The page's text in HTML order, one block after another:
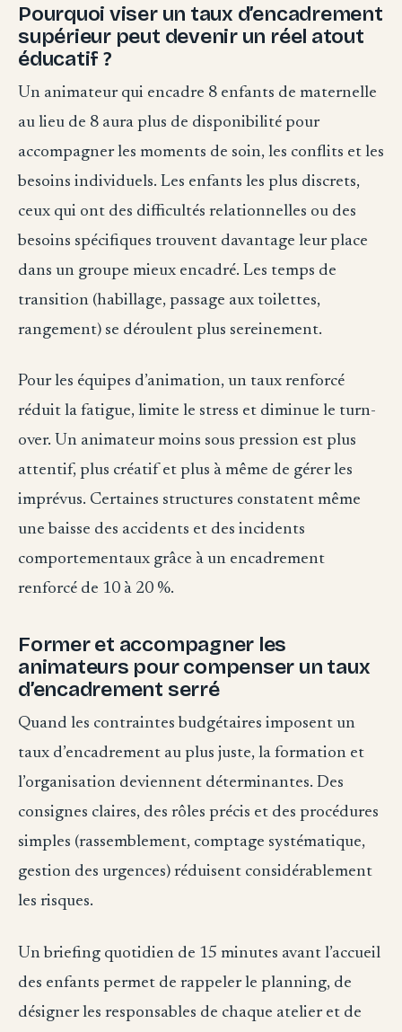
Pourquoi viser un taux d’encadrement
supérieur peut devenir un réel atout
éducatif ?
Un animateur qui encadre 8 enfants de maternelle
au lieu de 8 aura plus de disponibilité pour
accompagner les moments de soin, les conflits et les
besoins individuels. Les enfants les plus discrets,
ceux qui ont des difficultés relationnelles ou des
besoins spécifiques trouvent davantage leur place
dans un groupe mieux encadré. Les temps de
transition (habillage, passage aux toilettes,
rangement) se déroulent plus sereinement.
Pour les équipes d’animation, un taux renforcé
réduit la fatigue, limite le stress et diminue le turn-
over. Un animateur moins sous pression est plus
attentif, plus créatif et plus à même de gérer les
imprévus. Certaines structures constatent même
une baisse des accidents et des incidents
comportementaux grâce à un encadrement
renforcé de 10 à 20 %.
Former et accompagner les
animateurs pour compenser un taux
d’encadrement serré
Quand les contraintes budgétaires imposent un
taux d’encadrement au plus juste, la formation et
l’organisation deviennent déterminantes. Des
consignes claires, des rôles précis et des procédures
simples (rassemblement, comptage systématique,
gestion des urgences) réduisent considérablement
les risques.
Un briefing quotidien de 15 minutes avant l’accueil
des enfants permet de rappeler le planning, de
désigner les responsables de chaque atelier et de